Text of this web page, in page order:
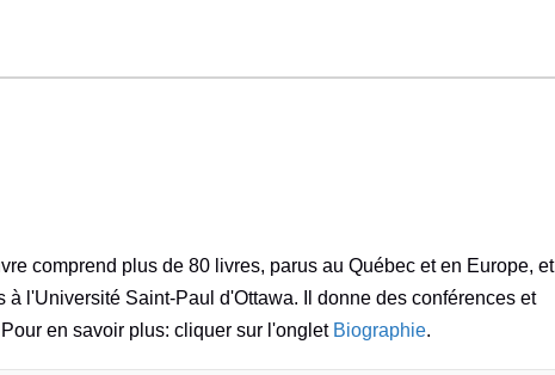
comprend plus de 80 livres, parus au Québec et en Europe, et
l'Université Saint-Paul d'Ottawa. Il donne des conférences et
Pour en savoir plus: cliquer sur l'onglet Biographie.